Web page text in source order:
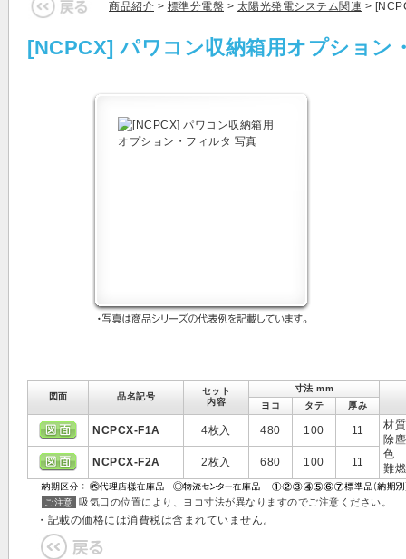
商品紹介 > 標準分電盤 > 太陽光発電システム関連 >
[NCPCX] パワコン収納箱用オプション
図面 品名記号
セット
内容
寸法 mm
ヨコ
タテ 厚み
NCPCX-F1A 4枚入 480 100 11
材
除
色
難
NCPCX-F2A 2枚入 680 100 11
ご注意 吸気口の位置により、ヨコ寸法が異なりますのでご注意ください。
・記載の価格には消費税は含まれていません。